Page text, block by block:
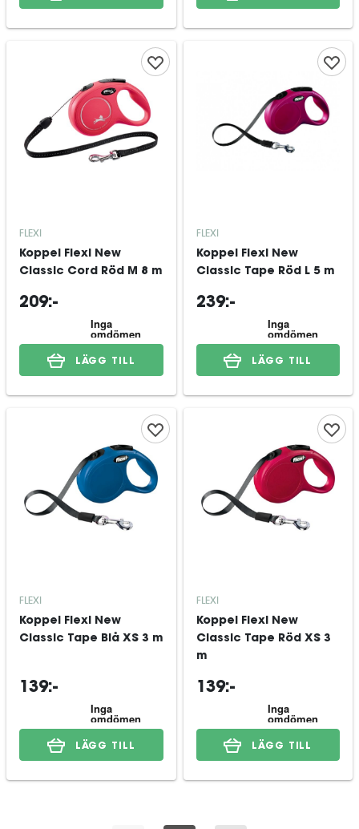
FLEXI
Koppel Flexi New
Classic Cord Röd M 8 m
209:-
LÄGG TILL
FLEXI
Koppel Flexi New
Classic Tape Röd L 5 m
239:-
LÄGG TILL
FLEXI
Koppel Flexi New
Classic Tape Blå XS 3 m
139:-
LÄGG TILL
FLEXI
Koppel Flexi New
Classic Tape Röd XS 3
m
139:-
LÄGG TILL